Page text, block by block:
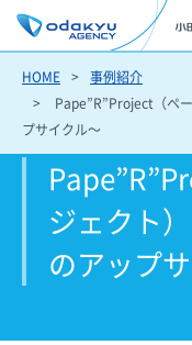
HOME
事例紹介
Pape”R”Project（ペ
プサイクル～
ジェクト
のアップ